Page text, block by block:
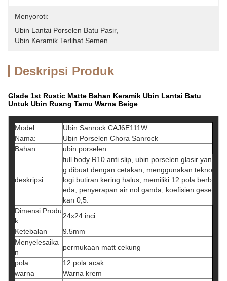
Menyoroti:
Ubin Lantai Porselen Batu Pasir
Ubin Keramik Terlihat Semen
Deskripsi Produk
Glade 1st Rustic Matte Bahan Keramik Ubin Lantai Batu
Untuk Ubin Ruang Tamu Warna Beige
Model
Ubin Sanrock CAJ6E111W
Nama:
Ubin Porselen Chora Sanrock
Bahan
ubin porselen
deskripsi
full body R10 anti slip, ubin porselen glasir yan
g dibuat dengan cetakan, menggunakan tekno
logi butiran kering halus, memiliki 12 pola berb
eda, penyerapan air nol ganda, koefisien gese
kan 0,5.
Dimensi Produ
k
24x24 inci
Ketebalan
9.5mm
Menyelesaika
n
permukaan matt cekung
pola
12 pola acak
warna
Warna krem